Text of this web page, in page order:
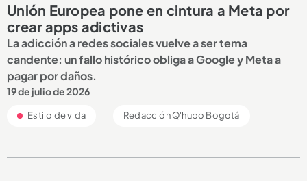
Unión Europea pone en cintura a Meta por
crear apps adictivas
La adicción a redes sociales vuelve a ser tema
candente: un fallo histórico obliga a Google y Meta a
pagar por daños.
19 de julio de 2026
Estilo de vida Redacción Q'hubo Bogotá